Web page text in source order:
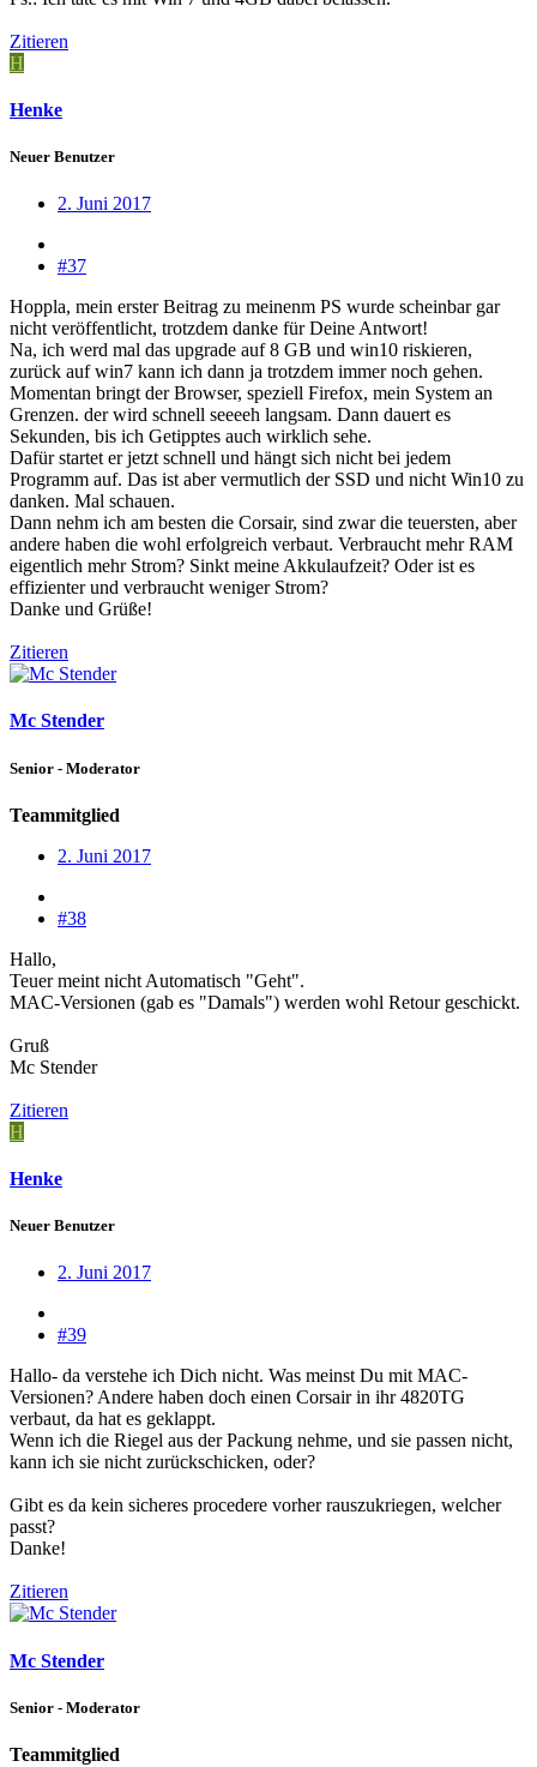
Zitieren
H
Henke
Neuer Benutzer
2. Juni 2017
#37
Hoppla, mein erster Beitrag zu meinenm PS wurde scheinbar gar
nicht veröffentlicht, trotzdem danke für Deine Antwort!
Na, ich werd mal das upgrade auf 8 GB und win10 riskieren,
zurück auf win7 kann ich dann ja trotzdem immer noch gehen.
Momentan bringt der Browser, speziell Firefox, mein System an
Grenzen. der wird schnell seeeeh langsam. Dann dauert es
Sekunden, bis ich Getipptes auch wirklich sehe.
Dafür startet er jetzt schnell und hängt sich nicht bei jedem
Programm auf. Das ist aber vermutlich der SSD und nicht Win10 zu
danken. Mal schauen.
Dann nehm ich am besten die Corsair, sind zwar die teuersten, aber
andere haben die wohl erfolgreich verbaut. Verbraucht mehr RAM
eigentlich mehr Strom? Sinkt meine Akkulaufzeit? Oder ist es
effizienter und verbraucht weniger Strom?
Danke und Grüße!
Zitieren
Mc Stender
Senior - Moderator
Teammitglied
2. Juni 2017
#38
Hallo,
Teuer meint nicht Automatisch "Geht".
MAC-Versionen (gab es "Damals") werden wohl Retour geschickt.
Gruß
Mc Stender
Zitieren
H
Henke
Neuer Benutzer
2. Juni 2017
#39
Hallo- da verstehe ich Dich nicht. Was meinst Du mit MAC-
Versionen? Andere haben doch einen Corsair in ihr 4820TG
verbaut, da hat es geklappt.
Wenn ich die Riegel aus der Packung nehme, und sie passen nicht,
kann ich sie nicht zurückschicken, oder?
Gibt es da kein sicheres procedere vorher rauszukriegen, welcher
passt?
Danke!
Zitieren
Mc Stender
Senior - Moderator
Teammitglied